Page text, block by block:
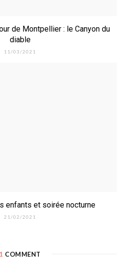
de Montpellier : le Canyon du
diable
11/03/2021
enfants et soirée nocturne
21/02/2021
1 COMMENT